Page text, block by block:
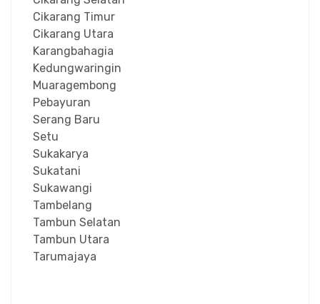
Cikarang Timur
Cikarang Utara
Karangbahagia
Kedungwaringin
Muaragembong
Pebayuran
Serang Baru
Setu
Sukakarya
Sukatani
Sukawangi
Tambelang
Tambun Selatan
Tambun Utara
Tarumajaya